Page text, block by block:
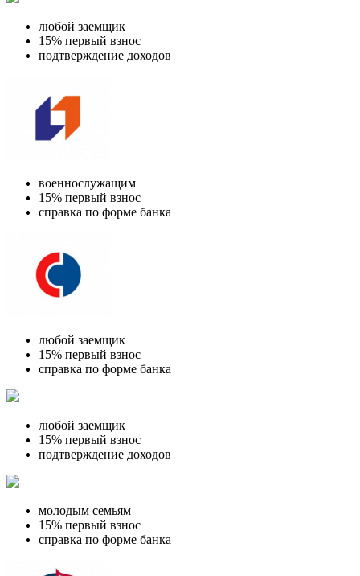
любой заемщик
15% первый взнос
подтверждение доходов
военнослужащим
15% первый взнос
справка по форме банка
любой заемщик
15% первый взнос
справка по форме банка
любой заемщик
15% первый взнос
подтверждение доходов
молодым семьям
15% первый взнос
справка по форме банка